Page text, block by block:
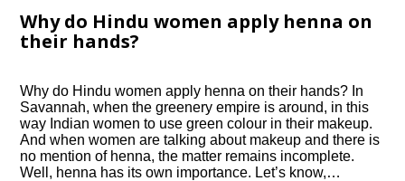
Why do Hindu women apply henna on
their hands?
Why do Hindu women apply henna on their hands? In
Savannah, when the greenery empire is around, in this
way Indian women to use green colour in their makeup.
And when women are talking about makeup and there is
no mention of henna, the matter remains incomplete.
Well, henna has its own importance. Let’s know,…